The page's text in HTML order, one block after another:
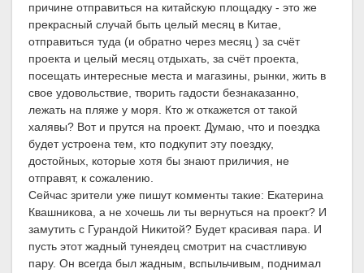
причине отправиться на китайскую площадку - это же
прекрасный случай быть целый месяц в Китае,
отправиться туда (и обратно через месяц ) за счёт
проекта и целый месяц отдыхать, за счёт проекта,
посещать интересные места и магазины, рынки, жить в
свое удовольствие, творить гадости безнаказанно,
лежать на пляже у моря. Кто ж откажется от такой
халявы? Вот и прутся на проект. Думаю, что и поездка
будет устроена тем, кто подкупит эту поездку,
достойных, которые хотя бы знают приличия, не
отправят, к сожалению.
Сейчас зрители уже пишут комменты такие: Екатерина
Квашникова, а не хочешь ли ты вернуться на проект? И
замутить с Гурандой Никитой? Будет красивая пара. И
пусть этот жадный тунеядец смотрит на счастливую
пару. Он всегда был жадным, вспыльчивым, поднимал